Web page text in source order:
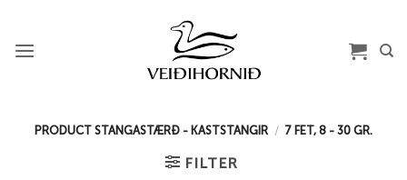
content
PRODUCT STANGASTÆRÐ - KASTSTANGIR / 7 FET, 8 - 30 GR.
FILTER